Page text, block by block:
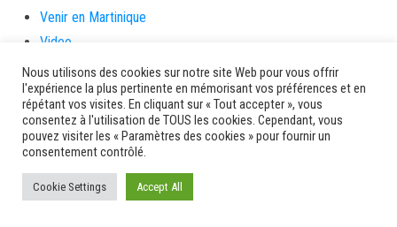
Venir en Martinique
Video
vidététladjéko
Vie Municipale
Viechere
vigilanceROUGE
Village artisanal et commercial
Nous utilisons des cookies sur notre site Web pour vous offrir
l'expérience la plus pertinente en mémorisant vos préférences et en
répétant vos visites. En cliquant sur « Tout accepter », vous
consentez à l'utilisation de TOUS les cookies. Cependant, vous
pouvez visiter les « Paramètres des cookies » pour fournir un
consentement contrôlé.
Cookie Settings Accept All